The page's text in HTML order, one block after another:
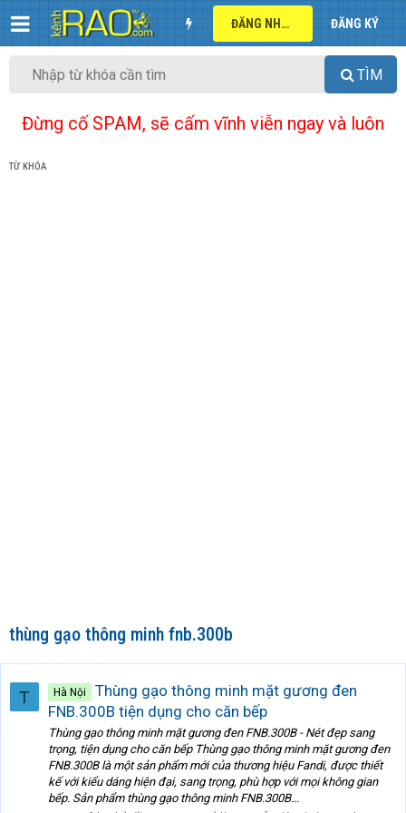
ĐĂNG NHẬP ĐĂNG KÝ
TÌM
Đừng cố SPAM, sẽ cấm vĩnh viễn ngay và luôn
TỪ KHÓA
thùng gạo thông minh fnb.300b
T Hà Nội
Thùng gạo thông minh mặt gương đen
FNB.300B tiện dụng cho căn bếp
Thùng gạo thông minh mặt gương đen FNB.300B - Nét đẹp sang
trọng, tiện dụng cho căn bếp Thùng gạo thông minh mặt gương đen
FNB.300B là một sản phẩm mới của thương hiệu Fandi, được thiết
kế với kiểu dáng hiện đại, sang trọng, phù hợp với mọi không gian
bếp. Sản phẩm thùng gạo thông minh FNB.300B...